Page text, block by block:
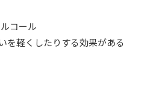
コール
を軽くしたりする効果がある